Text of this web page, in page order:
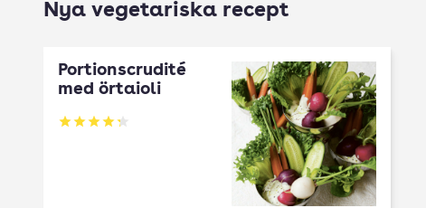
Nya vegetariska recept
Portionscrudité
med örtaioli
Betyg: 4.27 av 5